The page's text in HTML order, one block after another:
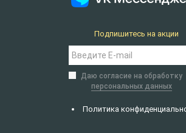
Политика
Подпишитесь на акции
Даю согласие на обработку
персональных данных